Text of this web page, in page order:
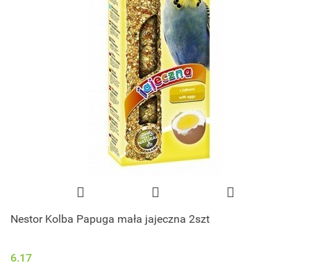
Nestor Kolba Papuga mała jajeczna 2szt
6.17